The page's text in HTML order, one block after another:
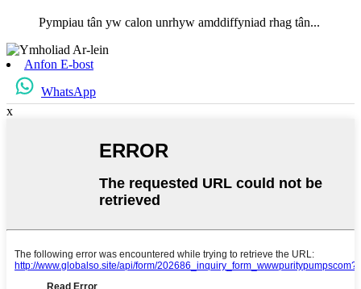
Pympiau tân yw calon unrhyw amddiffyniad rhag tân...
Anfon E-bost
WhatsApp
x